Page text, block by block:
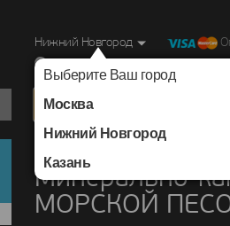
Нижний Новгород
Выберите Ваш город
Москва
Нижний Новгород
Казань
г. Нижний Новгород, Ул.
Минерально-
МОРСКОЙ